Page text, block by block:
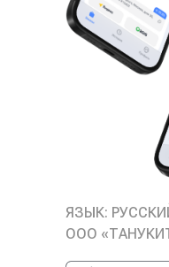
ЯЗЫК:
ООО